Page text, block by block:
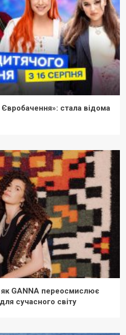
стала відома
як GANNA переосмислює
сучасного світу